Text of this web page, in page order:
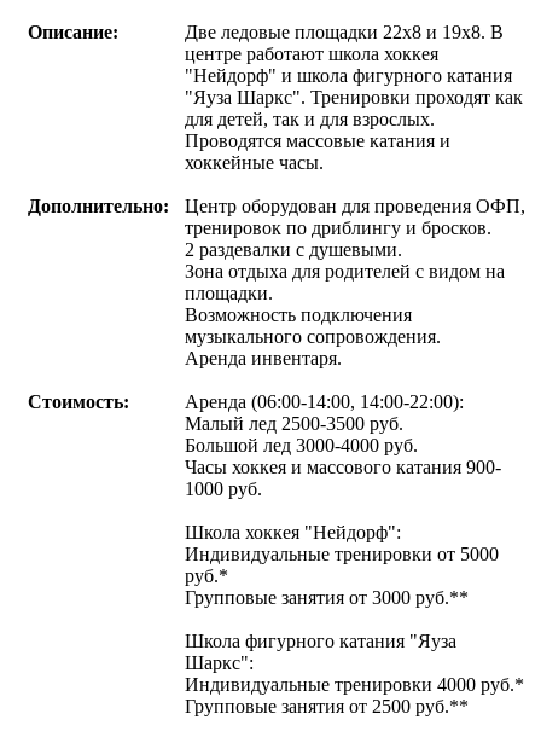
Описание:
Две ледовые площадки 22х8 и 19х8. В
центре работают школа хоккея
"Нейдорф" и школа фигурного катания
"Яуза Шаркс". Тренировки проходят как
для детей, так и для взрослых.
Проводятся массовые катания и
хоккейные часы.
Дополнительно:
Центр оборудован для проведения ОФП,
тренировок по дриблингу и бросков.
2 раздевалки с душевыми.
Зона отдыха для родителей с видом на
площадки.
Возможность подключения
музыкального сопровождения.
Аренда инвентаря.
Стоимость:
Аренда (06:00-14:00, 14:00-22:00):
Малый лед 2500-3500 руб.
Большой лед 3000-4000 руб.
Часы хоккея и массового катания 900-
1000 руб.
Школа хоккея "Нейдорф":
Индивидуальные тренировки от 5000
руб.*
Групповые занятия от 3000 руб.**
Школа фигурного катания "Яуза
Шаркс":
Индивидуальные тренировки 4000 руб.*
Групповые занятия от 2500 руб.**